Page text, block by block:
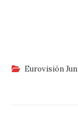
Eurovisión